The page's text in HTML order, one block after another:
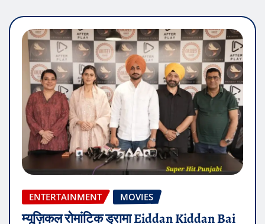
ENTERTAINMENT MOVIES
म्यूज़िकल रोमांटिक ड्रामा Eiddan Kiddan Bai